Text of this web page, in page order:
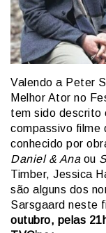
Valendo a Peter
Melhor Ator no
tem sido descrito
compassivo filme
conhecido por
Daniel & Anaou
Timber, Jessica
são alguns dos
Sarsgaard neste
outubro, pelas